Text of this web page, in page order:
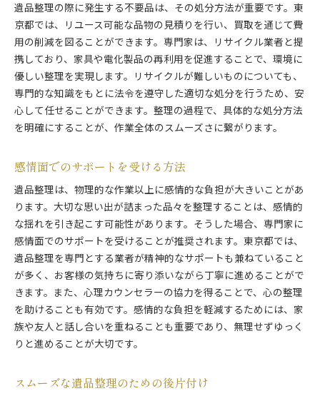
遺品整理の際に発生する不要品は、その処分方法が重要です。東
京都では、リユース可能な品物の見積りを行い、買取を通じて費
用の削減を図ることができます。専門家は、リサイクル業者と提
携しており、家具や電化製品の再利用を促進することで、環境に
優しい整理を実現します。リサイクルが難しいものについても、
専門的な知識をもとに法令を遵守した適切な処分を行うため、安
心して任せることができます。整理の過程で、具体的な処分方法
を明確にすることが、作業全体のスムーズさに繋がります。
感情面でのサポートを受ける方法
遺品整理は、物理的な作業以上に感情的な負担が大きいことがあ
ります。大切な思い出が詰まった品々を整理することは、感情的
な揺れを引き起こす可能性があります。そうした場合、専門家に
感情面でのサポートを受けることが推奨されます。東京都では、
遺品整理を専門とする業者が精神的なサポートも兼ねていること
が多く、お客様の気持ちに寄り添いながら丁寧に進めることがで
きます。また、心理カウンセラーの協力を得ることで、心の整理
を助けることも有効です。感情的な負担を軽減するためには、家
族や友人と話し合いを重ねることも重要であり、無理せずゆっく
りと進めることが大切です。
スムーズな遺品整理のための後片付け